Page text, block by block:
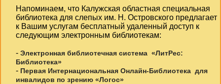
Напоминаем, что Калужская областная специальная
библиотека для слепых им. Н. Островского предлагает
к Вашим услугам бесплатный удаленный доступ к
следующим электронным библиотекам:
- Электронная библиотечная система «ЛитРес:
Библиотека»
- Первая Интернациональная Онлайн-Библиотека для
инвалидов по зрению «Логос»